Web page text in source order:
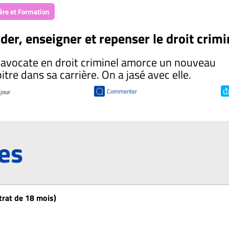
et Formation
enseigner et repenser le droit
en droit criminel amorce un nouveau
dans sa carrière. On a jasé avec elle.
Commenter
de 18 mois)